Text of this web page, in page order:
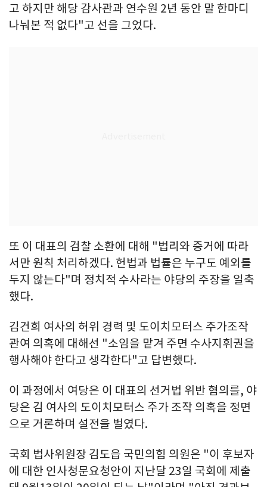
고 하지만 해당 감사관과 연수원 2년 동안 말 한마디
나눠본 적 없다"고 선을 그었다.
또 이 대표의 검찰 소환에 대해 "법리와 증거에 따라
서만 원칙 처리하겠다. 헌법과 법률은 누구도 예외를
두지 않는다"며 정치적 수사라는 야당의 주장을 일축
했다.
김건희 여사의 허위 경력 및 도이치모터스 주가조작
관여 의혹에 대해선 "소임을 맡겨 주면 수사지휘권을
행사해야 한다고 생각한다"고 답변했다.
이 과정에서 여당은 이 대표의 선거법 위반 혐의를, 야
당은 김 여사의 도이치모터스 주가 조작 의혹을 정면
으로 거론하며 설전을 벌였다.
국회 법사위원장 김도읍 국민의힘 의원은 "이 후보자
에 대한 인사청문요청안이 지난달 23일 국회에 제출